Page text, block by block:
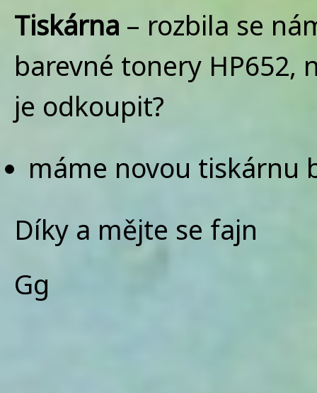
Tiskárna – rozbila se
barevné tonery HP652,
je odkoupit?
máme novou tiskárnu
Díky a mějte se fajn
Gg